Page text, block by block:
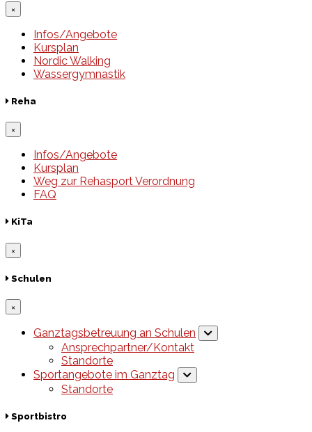
×
Infos/Angebote
Kursplan
Nordic Walking
Wassergymnastik
Reha
×
Infos/Angebote
Kursplan
Weg zur Rehasport Verordnung
FAQ
KiTa
×
Schulen
×
Ganztagsbetreuung an Schulen
Ansprechpartner/Kontakt
Standorte
Sportangebote im Ganztag
Standorte
Sportbistro